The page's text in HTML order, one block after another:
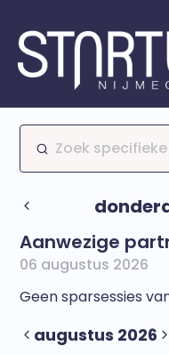
Zoek
Aanwezige
06 augustus 2026
Geen sparsessies
augustus 2026